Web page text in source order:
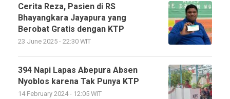
Cerita Reza, Pasien di RS
Bhayangkara Jayapura yang
Berobat Gratis dengan KTP
23 June 2025 - 22:30 WIT
394 Napi Lapas Abepura Absen
Nyoblos karena Tak Punya KTP
14 February 2024 - 12:05 WIT